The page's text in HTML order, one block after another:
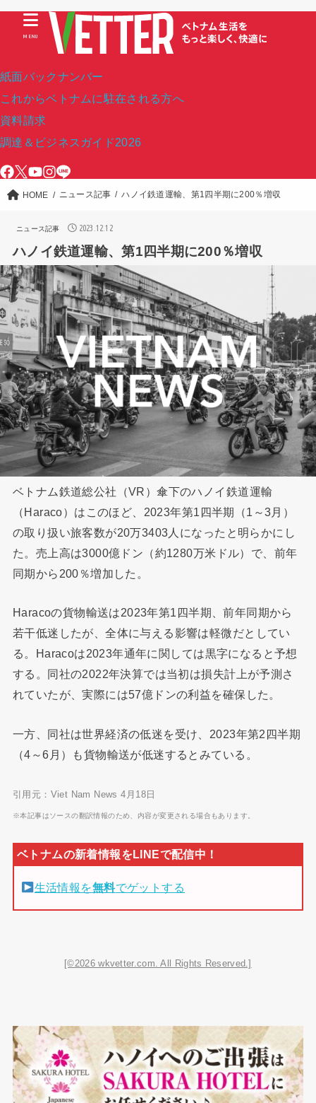
紙面バックナンバー
これからベトナムに駐在される方へ
資料請求
調達＆ビジネスガイド2026
MENU
HOME ニュース記事 ハノイ鉄道運輸、第1四半期に200％増収
ニュース記事 2023.12.12
ハノイ鉄道運輸、第1四半期に200％増収
ベトナム鉄道総公社（VR）傘下のハノイ鉄道運輸
（Haraco）はこのほど、2023年第1四半期（1～3月）
の取り扱い旅客数が20万3403人になったと明らかにし
た。売上高は3000億ドン（約1280万米ドル）で、前年
同期から200％増加した。
Haracoの貨物輸送は2023年第1四半期、前年同期から
若干低迷したが、全体に与える影響は軽微だとしてい
る。Haracoは2023年通年に関しては黒字になると予想
する。同社の2022年決算では当初は損失計上が予測さ
れていたが、実際には57億ドンの利益を確保した。
一方、同社は世界経済の低迷を受け、2023年第2四半期
（4～6月）も貨物輸送が低迷するとみている。
引用元：Viet Nam News 4月18日
※本記事はソースの翻訳情報のため、内容が変更される場合もあります。
生活情報を無料でゲットする
[©2026 wkvetter.com. All Rights Reserved.]